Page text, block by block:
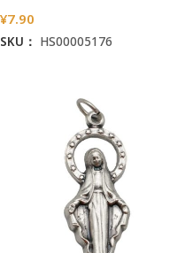
¥7.90
SKU： HS00005176